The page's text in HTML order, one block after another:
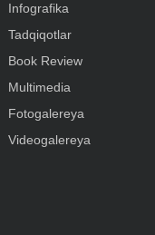
Infografika
Tadqiqotlar
Book Review
Multimedia
Fotogalereya
Videogalereya